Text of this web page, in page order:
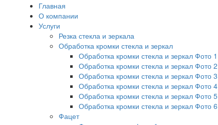
Главная
О компании
Услуги
Резка стекла и зеркала
Обработка кромки стекла и зеркал
Обработка кромки стекла и зеркал Фото 1
Обработка кромки стекла и зеркал Фото 2
Обработка кромки стекла и зеркал Фото 3
Обработка кромки стекла и зеркал Фото 4
Обработка кромки стекла и зеркал Фото 5
Обработка кромки стекла и зеркал Фото 6
Фацет